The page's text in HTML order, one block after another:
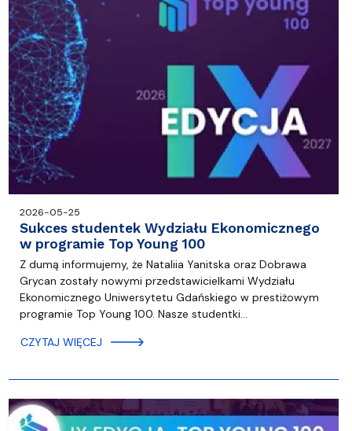
2026-05-25
Sukces studentek Wydziału Ekonomicznego
w programie Top Young 100
Z dumą informujemy, że Nataliia Yanitska oraz Dobrawa
Grycan zostały nowymi przedstawicielkami Wydziału
Ekonomicznego Uniwersytetu Gdańskiego w prestiżowym
programie Top Young 100. Nasze studentki…
CZYTAJ WIĘCEJ